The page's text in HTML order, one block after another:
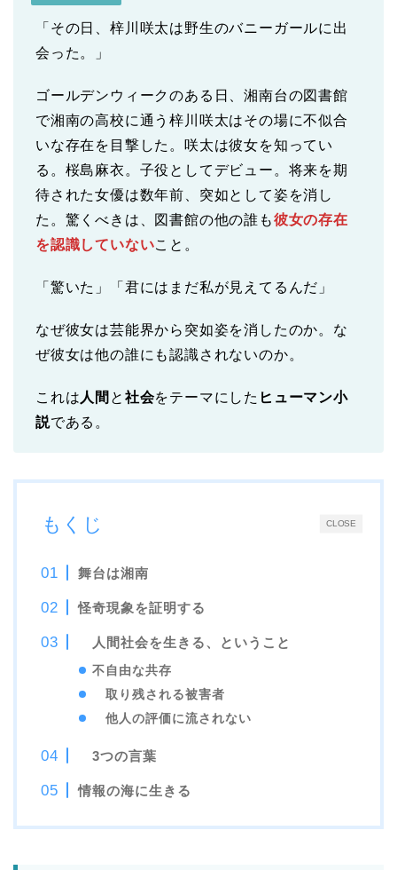
「その日、梓川咲太は野生のバニーガールに出
会った。」
ゴールデンウィークのある日、湘南台の図書館
で湘南の高校に通う梓川咲太はその場に不似合
いな存在を目撃した。咲太は彼女を知ってい
る。桜島麻衣。子役としてデビュー。将来を期
待された女優は数年前、突如として姿を消し
た。驚くべきは、図書館の他の誰も彼女の存在
を認識していないこと。
「驚いた」「君にはまだ私が見えてるんだ」
なぜ彼女は芸能界から突如姿を消したのか。な
ぜ彼女は他の誰にも認識されないのか。
これは 人間 と 社会をテーマにした ヒューマン小
説である。
CLOSE
もくじ
舞台は湘南
怪奇現象を証明する
人間社会を生きる、ということ
不自由な共存
取り残される被害者
他人の評価に流されない
3つの言葉
情報の海に生きる